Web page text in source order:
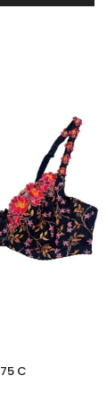
Nuance sutien 75 C